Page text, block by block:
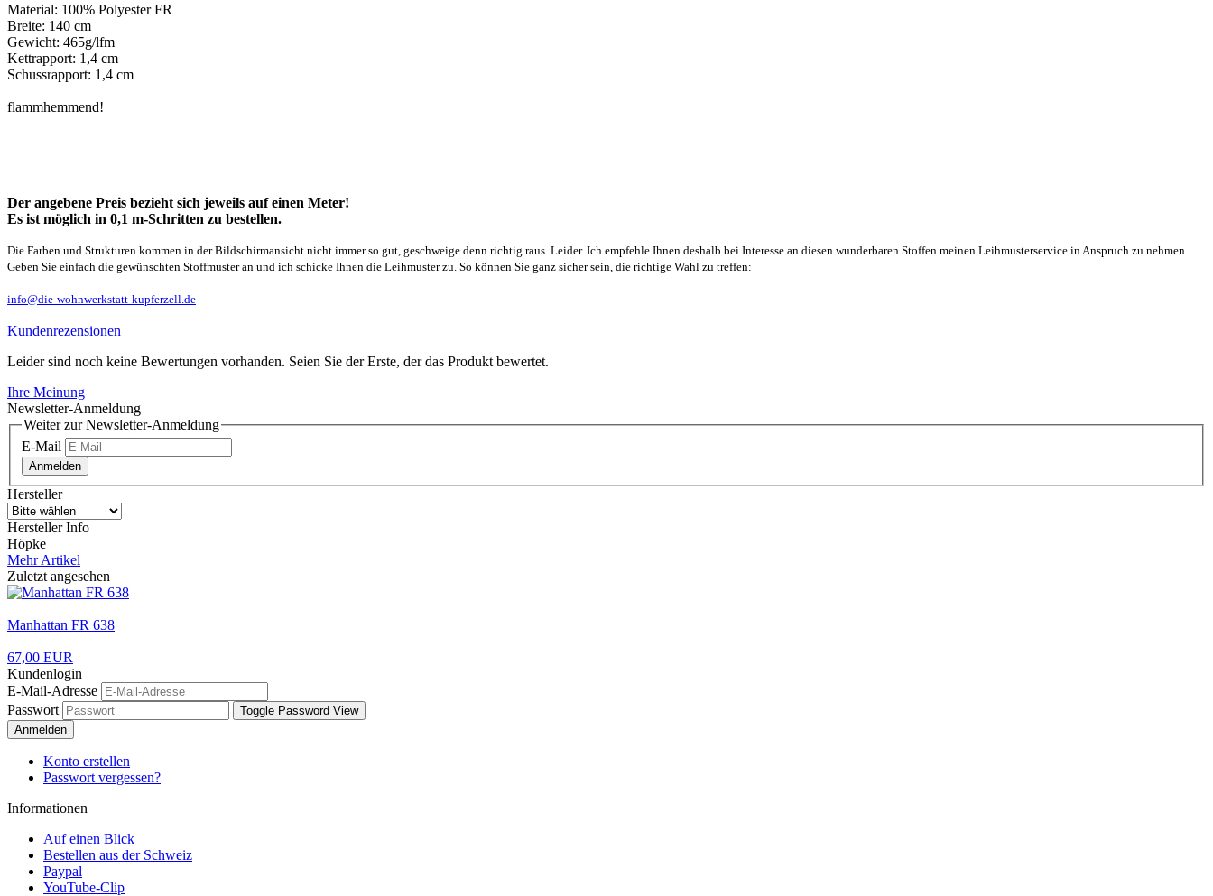
Material: 100% Polyester FR
Breite: 140 cm
Gewicht: 465g/lfm
Kettrapport: 1,4 cm
Schussrapport: 1,4 cm
flammhemmend!
Der angebene Preis bezieht sich jeweils auf einen Meter!
Es ist möglich in 0,1 m-Schritten zu bestellen.
Die Farben und Strukturen kommen in der Bildschirmansicht nicht immer so gut, geschweige denn richtig raus. Leider. Ich empfehle Ihnen deshalb bei Interesse an diesen wunderbaren Stoffen meinen Leihmusterservice in Anspruch zu nehmen.
Geben Sie einfach die gewünschten Stoffmuster an und ich schicke Ihnen die Leihmuster zu. So können Sie ganz sicher sein, die richtige Wahl zu treffen:
info@die-wohnwerkstatt-kupferzell.de
Kundenrezensionen
Leider sind noch keine Bewertungen vorhanden. Seien Sie der Erste, der das Produkt bewertet.
Ihre Meinung
Newsletter-Anmeldung
Weiter zur Newsletter-Anmeldung
E-Mail
Anmelden
Hersteller
Hersteller Info
Höpke
Mehr Artikel
Zuletzt angesehen
Manhattan FR 638
67,00 EUR
Kundenlogin
E-Mail-Adresse
Passwort
Toggle Password View
Anmelden
Konto erstellen
Passwort vergessen?
Informationen
Auf einen Blick
Bestellen aus der Schweiz
Paypal
YouTube-Clip